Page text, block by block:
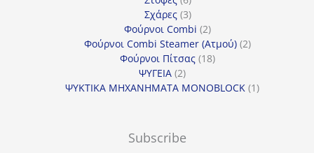
προϊόντα
Σχάρες 33
προϊόντα
Φούρνοι Combi 22
προϊόντα
Φούρνοι Combi Steamer (Ατμού) 22
Φούρνοι Πίτσας 1818
ΨΥΓΕΙΑ 22
προϊόντα
ΨΥΚΤΙΚΑ ΜΗΧΑΝΗΜΑΤΑ MONOBLOCK 11
Subscribe